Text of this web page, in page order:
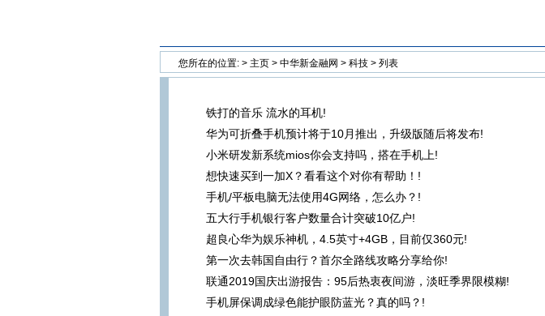
您所在的位置: > 主页 > 中华新金融网 > 科技 > 列表
铁打的音乐 流水的耳机!
华为可折叠手机预计将于10月推出，升级版随后将发布!
小米研发新系统mios你会支持吗，搭在手机上!
想快速买到一加X？看看这个对你有帮助！!
手机/平板电脑无法使用4G网络，怎么办？!
五大行手机银行客户数量合计突破10亿户!
超良心华为娱乐神机，4.5英寸+4GB，目前仅360元!
第一次去韩国自由行？首尔全路线攻略分享给你!
联通2019国庆出游报告：95后热衷夜间游，淡旺季界限模糊!
手机屏保调成绿色能护眼防蓝光？真的吗？!